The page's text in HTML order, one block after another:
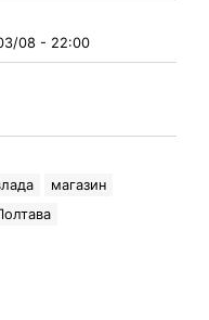
08 - 22:00
магазин